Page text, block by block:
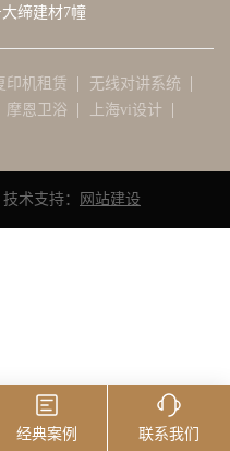
缔建材7幢
印机租赁
无线对讲系统
摩恩卫浴
上海vi设计
术支持： 网站建设
经典案例 联系我们